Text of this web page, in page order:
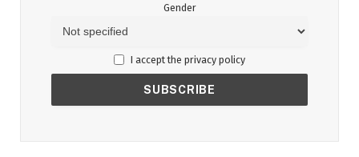
Gender
I accept the privacy policy